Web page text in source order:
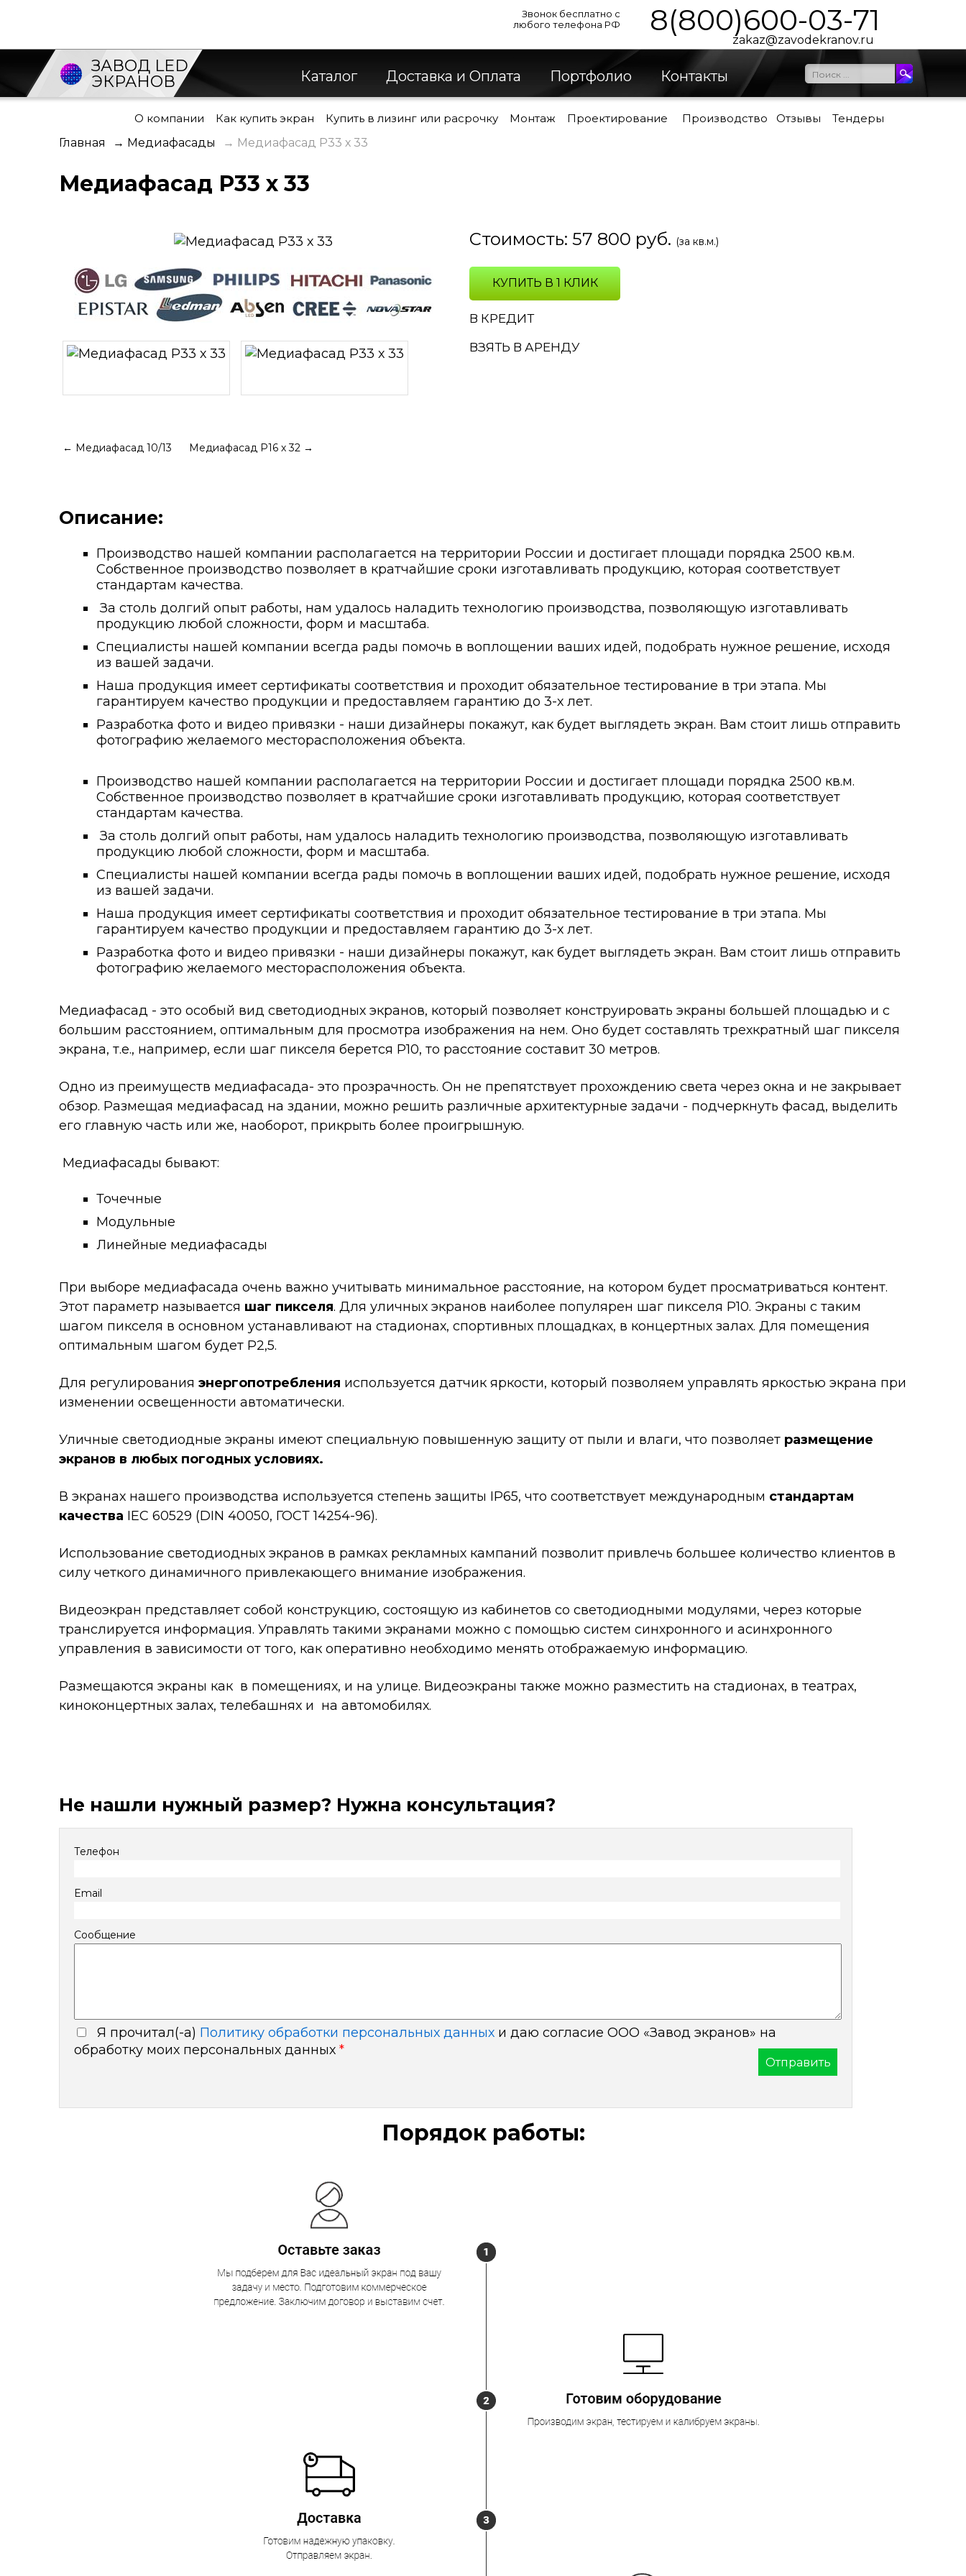
Звонок бесплатно с
любого телефона РФ
8(800)600-03-71
zakaz@zavodekranov.ru
ЗАВОД LED
ЭКРАНОВ
Каталог Доставка и Оплата Портфолио Контакты
О компании Как купить экран Купить в лизинг или расрочку Монтаж Проектирование Производство Отзывы
Тендеры
Главная
→ Медиафасады → Медиафасад Р33 х 33
Медиафасад Р33 х 33
← Медиафасад 10/13 Медиафасад Р16 х 32 →
Стоимость: 57 800 руб. (за кв.м.)
КУПИТЬ В 1 КЛИК
В КРЕДИТ
ВЗЯТЬ В АРЕНДУ
Описание:
Производство нашей компании располагается на территории России и достигает площади порядка 2500 кв.м.
Собственное производство позволяет в кратчайшие сроки изготавливать продукцию, которая соответствует
стандартам качества.
За столь долгий опыт работы, нам удалось наладить технологию производства, позволяющую изготавливать
продукцию любой сложности, форм и масштаба.
Специалисты нашей компании всегда рады помочь в воплощении ваших идей, подобрать нужное решение, исходя
из вашей задачи.
Наша продукция имеет сертификаты соответствия и проходит обязательное тестирование в три этапа. Мы
гарантируем качество продукции и предоставляем гарантию до 3-х лет.
Разработка фото и видео привязки - наши дизайнеры покажут, как будет выглядеть экран. Вам стоит лишь отправить
фотографию желаемого месторасположения объекта.
Производство нашей компании располагается на территории России и достигает площади порядка 2500 кв.м.
Собственное производство позволяет в кратчайшие сроки изготавливать продукцию, которая соответствует
стандартам качества.
За столь долгий опыт работы, нам удалось наладить технологию производства, позволяющую изготавливать
продукцию любой сложности, форм и масштаба.
Специалисты нашей компании всегда рады помочь в воплощении ваших идей, подобрать нужное решение, исходя
из вашей задачи.
Наша продукция имеет сертификаты соответствия и проходит обязательное тестирование в три этапа. Мы
гарантируем качество продукции и предоставляем гарантию до 3-х лет.
Разработка фото и видео привязки - наши дизайнеры покажут, как будет выглядеть экран. Вам стоит лишь отправить
фотографию желаемого месторасположения объекта.
Медиафасад - это особый вид светодиодных экранов, который позволяет конструировать экраны большей площадью и с
большим расстоянием, оптимальным для просмотра изображения на нем. Оно будет составлять трехкратный шаг пикселя
экрана, т.е., например, если шаг пикселя берется Р10, то расстояние составит 30 метров.
Одно из преимуществ медиафасада- это прозрачность. Он не препятствует прохождению света через окна и не закрывает
обзор. Размещая медиафасад на здании, можно решить различные архитектурные задачи - подчеркнуть фасад, выделить
его главную часть или же, наоборот, прикрыть более проигрышную.
Медиафасады бывают:
Точечные
Модульные
Линейные медиафасады
При выборе медиафасада очень важно учитывать минимальное расстояние, на котором будет просматриваться контент.
Этот параметр называется шаг пикселя. Для уличных экранов наиболее популярен шаг пикселя Р10. Экраны с таким
шагом пикселя в основном устанавливают на стадионах, спортивных площадках, в концертных залах. Для помещения
оптимальным шагом будет Р2,5.
Для регулирования энергопотребления используется датчик яркости, который позволяем управлять яркостью экрана при
изменении освещенности автоматически.
Уличные светодиодные экраны имеют специальную повышенную защиту от пыли и влаги, что позволяет размещение
экранов в любых погодных условиях.
В экранах нашего производства используется степень защиты IP65, что соответствует международным стандартам
качества IEC 60529 (DIN 40050, ГОСТ 14254-96).
Использование светодиодных экранов в рамках рекламных кампаний позволит привлечь большее количество клиентов в
силу четкого динамичного привлекающего внимание изображения.
Видеоэкран представляет собой конструкцию, состоящую из кабинетов со светодиодными модулями, через которые
транслируется информация. Управлять такими экранами можно с помощью систем синхронного и асинхронного
управления в зависимости от того, как оперативно необходимо менять отображаемую информацию.
Размещаются экраны как в помещениях, и на улице. Видеоэкраны также можно разместить на стадионах, в театрах,
киноконцертных залах, телебашнях и на автомобилях.
Не нашли нужный размер? Нужна консультация?
Телефон
Email
Сообщение
Я прочитал(-а) Политику обработки персональных данных и даю согласие ООО «Завод экранов» на
обработку моих персональных данных *
Порядок работы: